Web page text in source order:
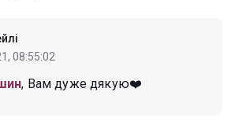
08:55:02
, Вам дуже дякую❤️